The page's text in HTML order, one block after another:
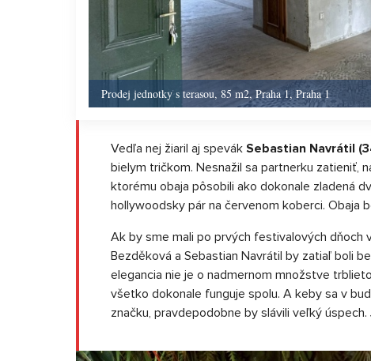
Prodej jednotky s terasou, 85 m2, Praha 1, Praha 1
Vedľa nej žiaril aj spevák Sebastian Navrátil
bielym tričkom. Nesnažil sa partnerku zatieniť,
ktorému obaja pôsobili ako dokonale zladená
hollywoodsky pár na červenom koberci. Obaja
Ak by sme mali po prvých festivalových dňoch
Bezděková a Sebastian Navrátil by zatiaľ boli
elegancia nie je o nadmernom množstve
všetko dokonale funguje spolu. A keby sa v
značku, pravdepodobne by slávili veľký